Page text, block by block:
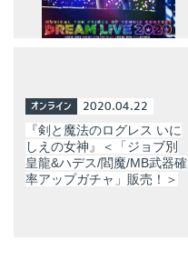
オンライン 2020.04.22
『剣と魔法のログレス いに
しえの女神』＜「ジョブ別
皇龍&ハデス/閻魔/MB武器確
率アップガチャ」販売！＞